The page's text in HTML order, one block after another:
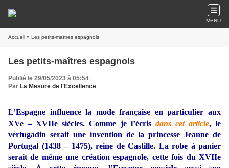
MENU
Accueil » Les petits-maîtres espagnols
Les petits-maîtres espagnols
Publié le 29/05/2023 à 05:54
Par La Mesure de l'Excellence
L’Espagne influence la mode française en particulier aux
XVe – XVIIe siècles. Comme je l’écris dans cet article, le
vertugadin serait une invention de la princesse Jeanne de
Portugal (1438 – 1475), reine de Castille. La robe à panier
serait de même une création espagnole, cette fois du XVIIe